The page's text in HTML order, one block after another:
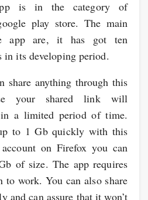
is in the category of
play store. The main
app are, it has got ten
in its developing period.
through this
your shared link will
a limited period of time.
to 1 Gb quickly with this
on Firefox you can
of size. The app requires
to work. You can also share
and can assure that it won’t